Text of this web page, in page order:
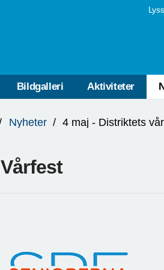
Bildgalleri Aktiviteter
Nyheter 4 maj - Distriktets
Vårfest